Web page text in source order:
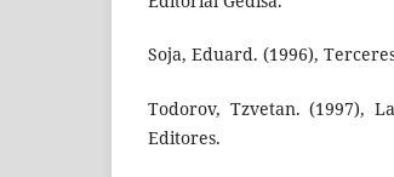
Soja, Eduard. (1996),
Todorov, Tzvetan. (1997),
Editores.